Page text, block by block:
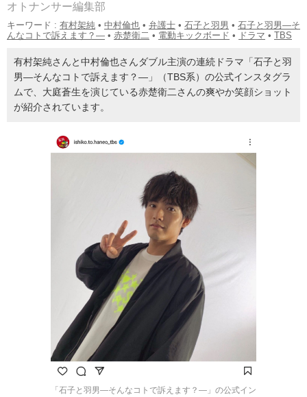
オトナンサー編集部
キーワード : 有村架純 • 中村倫也 • 弁護士 • 石子と羽男 • 石子と羽男―そ
んなコトで訴えます？― • 赤楚衛二 • 電動キックボード • ドラマ • TBS
有村架純さんと中村倫也さんダブル主演の連続ドラマ「石子と羽
男―そんなコトで訴えます？―」（TBS系）の公式インスタグラ
ムで、大庭蒼生を演じている赤楚衛二さんの爽やか笑顔ショット
が紹介されています。
「石子と羽男―そんなコトで訴えます？―」の公式イン